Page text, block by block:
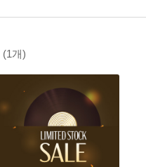
(1개)